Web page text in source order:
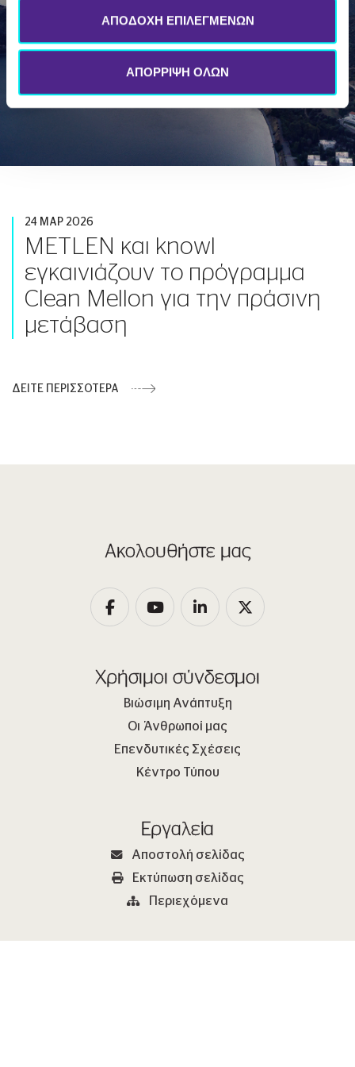
ΑΠΟΔΟΧΗ ΕΠΙΛΕΓΜΕΝΩΝ
ΑΠΟΡΡΙΨΗ ΟΛΩΝ
24 ΜΑΡ 2026
METLEN και knowl
εγκαινιάζουν το πρόγραμμα
Clean Mellon για την πράσινη
μετάβαση
ΔΕΙΤΕ ΠΕΡΙΣΣΟΤΕΡΑ
Ακολουθήστε μας
Χρήσιμοι σύνδεσμοι
Βιώσιμη Ανάπτυξη
Οι Άνθρωποί μας
Επενδυτικές Σχέσεις
Κέντρο Τύπου
Εργαλεία
Αποστολή σελίδας
Εκτύπωση σελίδας
Περιεχόμενα